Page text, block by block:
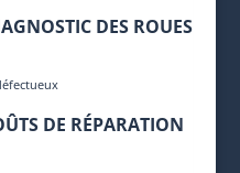
DES ROUES
DE RÉPARATION